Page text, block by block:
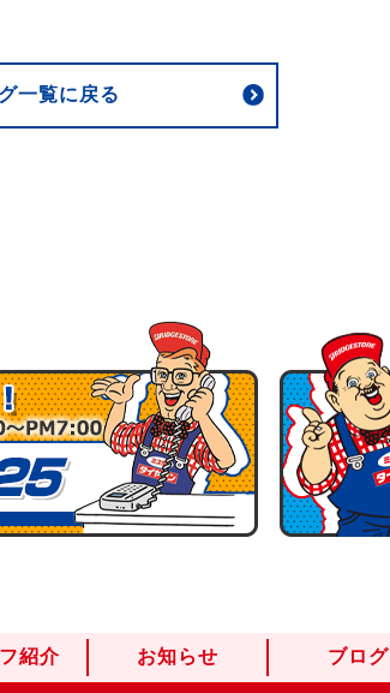
一覧に戻る
紹介 お知らせ ブログ